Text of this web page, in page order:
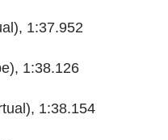
1:37.952
1:38.126
1:38.154